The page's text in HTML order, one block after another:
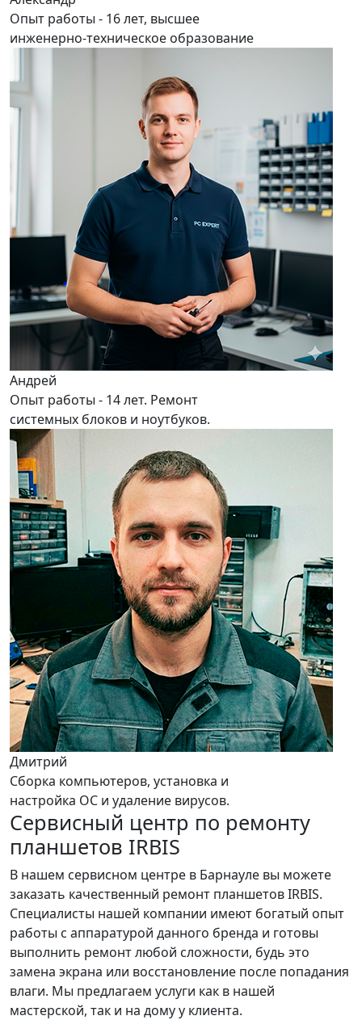
Опыт работы - 16 лет, высшее
инженерно-техническое образование
Андрей
Опыт работы - 14 лет. Ремонт
системных блоков и ноутбуков.
Дмитрий
Сборка компьютеров, установка и
настройка ОС и удаление вирусов.
Сервисный центр по ремонту
планшетов IRBIS
В нашем сервисном центре в Барнауле вы можете
заказать качественный ремонт планшетов IRBIS.
Специалисты нашей компании имеют богатый опыт
работы с аппаратурой данного бренда и готовы
выполнить ремонт любой сложности, будь это
замена экрана или восстановление после попадания
влаги. Мы предлагаем услуги как в нашей
мастерской, так и на дому у клиента.